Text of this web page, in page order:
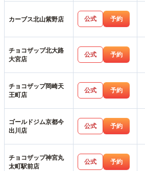
カーブス北山紫野店 公式 予約
チョコザップ北大路
大宮店
公式 予約
チョコザップ岡崎天
王町店
公式 予約
ゴールドジム京都今
出川店
公式 予約
チョコザップ神宮丸
太町駅前店
公式 予約